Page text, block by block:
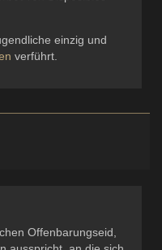
einzig und
verführt.
Offenbarungseid,